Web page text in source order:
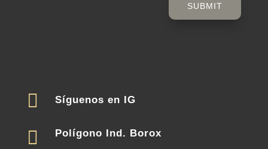
SUBMIT
 Síguenos en IG

Polígono Ind. Borox